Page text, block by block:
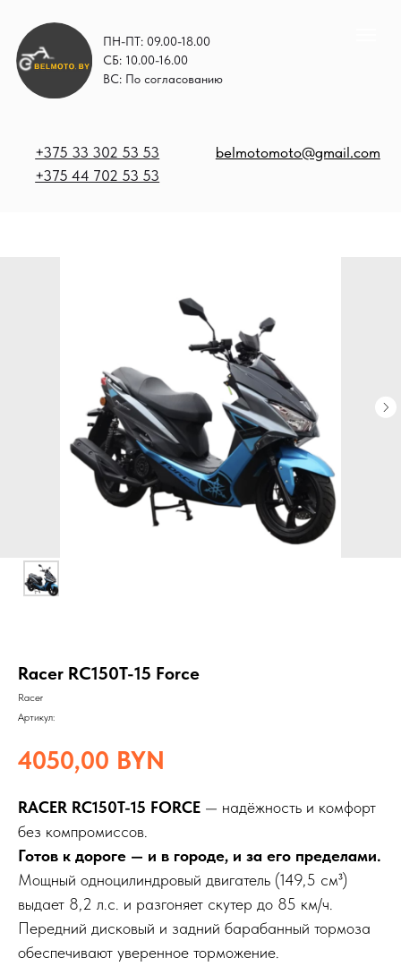
ПН-ПТ: 09.00-18.00
СБ: 10.00-16.00
ВС: По согласованию
Racer RC150T-15 Force
Racer
Артикул:
4050,00 BYN
RACER RC150T-15 FORCE — надёжность и комфорт
без компромиссов.
Готов к дороге — и в городе, и за его пределами.
Мощный одноцилиндровый двигатель (149,5 см³)
выдает 8,2 л.с. и разгоняет скутер до 85 км/ч.
Передний дисковый и задний барабанный тормоза
обеспечивают уверенное торможение.